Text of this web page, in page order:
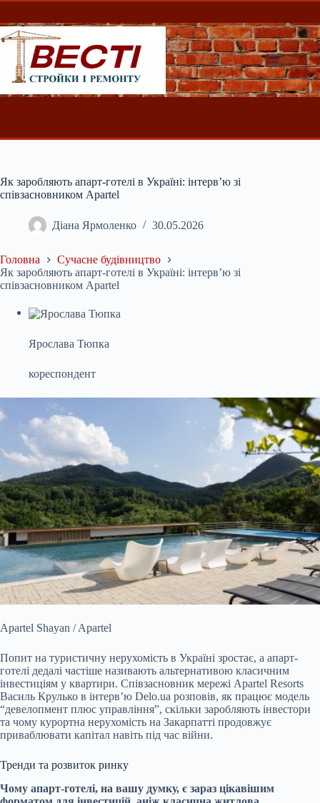
Перейти
вмісту
Як заробляють апарт-готелі в Україні: інтерв’ю зі
співзасновником Apartel
Діана Ярмоленко 30.05.2026
Головна
Сучасне будівництво
Як заробляють апарт-готелі в Україні: інтерв’ю зі
співзасновником Apartel
Ярослава Тюпка
кореспондент
Apartel Shayan / Apartel
Попит на туристичну нерухомість в Україні зростає, а апарт-
готелі дедалі частіше називають альтернативою класичним
інвестиціям у квартири. Співзасновник мережі Apartel Resorts
Василь Крулько в інтерв’ю Delo.ua розповів, як працює модель
“девелопмент плюс управління”, скільки заробляють інвестори
та чому курортна нерухомість на Закарпатті продовжує
приваблювати капітал навіть під час війни.
Тренди та розвиток ринку
Чому апарт-готелі, на вашу думку, є зараз цікавішим